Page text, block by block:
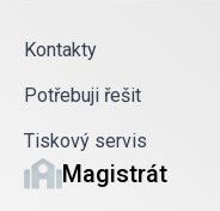
Kontakty
Potřebuji řešit
Tiskový servis
Magistrát